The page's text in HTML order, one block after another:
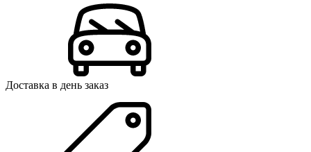
Доставка в день заказ